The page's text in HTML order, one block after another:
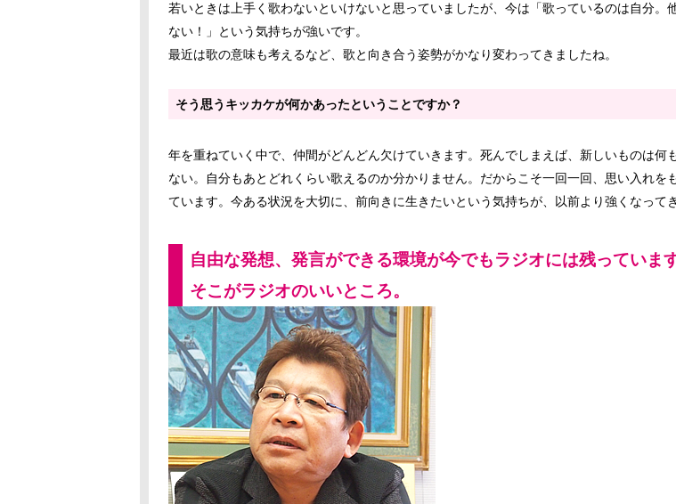
若いときは上手く歌わないといけないと思っていましたが、今は「歌っているのは自分。
ない！」という気持ちが強いです。
最近は歌の意味も考えるなど、歌と向き合う姿勢がかなり変わってきましたね。
そう思うキッカケが何かあったということですか？
年を重ねていく中で、仲間がどんどん欠けていきます。死んでしまえば、新しいものは何
ない。自分もあとどれくらい歌えるのか分かりません。だからこそ一回一回、思い入れを
ています。今ある状況を大切に、前向きに生きたいという気持ちが、以前より強くなって
自由な発想、発言ができる環境が今でもラジオには残っています
そこがラジオのいいところ。